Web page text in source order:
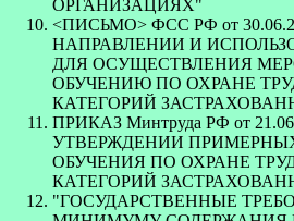
ОРГАНИЗАЦИЯХ"
<ПИСЬМО> ФСС РФ от
НАПРАВЛЕНИИ И
ДЛЯ ОСУЩЕСТВЛЕНИЯ
ОБУЧЕНИЮ ПО ОХРАНЕ
КАТЕГОРИЙ
ПРИКАЗ Минтруда РФ от
УТВЕРЖДЕНИИ
ОБУЧЕНИЯ ПО ОХРАНЕ
КАТЕГОРИЙ
"ГОСУДАРСТВЕННЫЕ